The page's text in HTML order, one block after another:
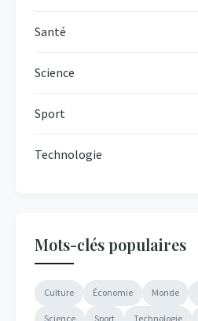
Santé
Science
Sport
Technologie
Mots-clés populaires
Culture Économie Monde
Science Sport Technologie